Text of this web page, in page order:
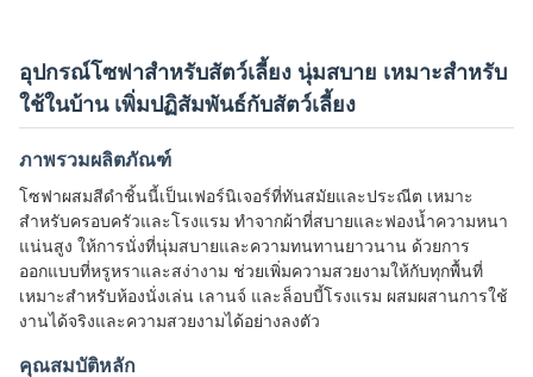
อุปกรณ์โซฟาสำหรับสัตว์เลี้ยง นุ่มสบาย เหมาะสำหรับ
ใช้ในบ้าน เพิ่มปฏิสัมพันธ์กับสัตว์เลี้ยง
ภาพรวมผลิตภัณฑ์
โซฟาผสมสีดำชิ้นนี้เป็นเฟอร์นิเจอร์ที่ทันสมัยและประณีต เหมาะ
สำหรับครอบครัวและโรงแรม ทำจากผ้าที่สบายและฟองน้ำความหนา
แน่นสูง ให้การนั่งที่นุ่มสบายและความทนทานยาวนาน ด้วยการ
ออกแบบที่หรูหราและสง่างาม ช่วยเพิ่มความสวยงามให้กับทุกพื้นที่
เหมาะสำหรับห้องนั่งเล่น เลานจ์ และล็อบบี้โรงแรม ผสมผสานการใช้
งานได้จริงและความสวยงามได้อย่างลงตัว
คุณสมบัติหลัก